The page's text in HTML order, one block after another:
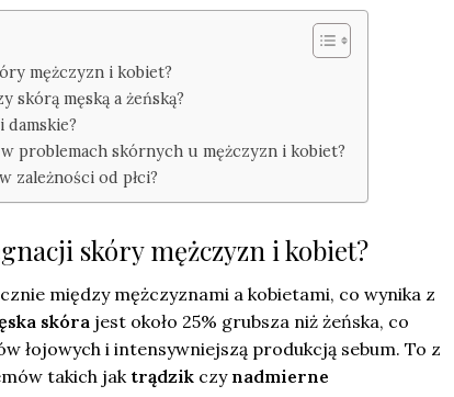
mężczyzn i kobiet?
skórą męską a żeńską?
damskie?
problemach skórnych u mężczyzn i kobiet?
zależności od płci?
skóry mężczyzn i kobiet?
między mężczyznami a kobietami, co wynika z
skóra jest około 25% grubsza niż żeńska, co
łojowych i intensywniejszą produkcją sebum. To z
takich jak trądzik czy nadmierne